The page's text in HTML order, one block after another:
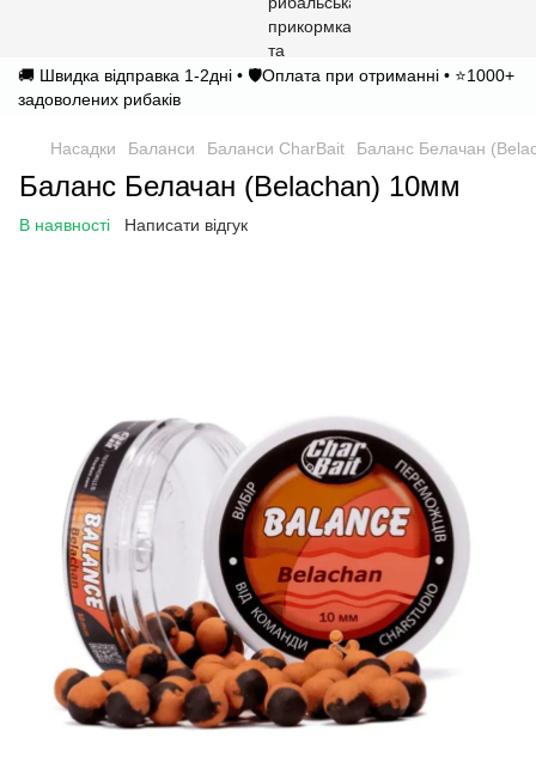
🚚 Швидка відправка 1-2дні • 🛡️Оплата при отриманні • ⭐1000+
задоволених рибаків
Насадки Баланси Баланси CharBait Баланс Белачан
Баланс Белачан (Belachan) 10мм
В наявності Написати відгук